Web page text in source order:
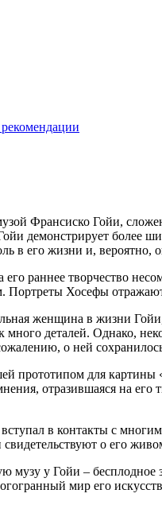
Франсиско Гойи,
демонстрирует более
в его жизни и, вероятно,
раннее творчество
Портреты Хосефы
женщина в жизни
деталей. Однако,
о ней
для картины
отразившаяся на
в контакты с
о его
музу у Гойи –
мир его